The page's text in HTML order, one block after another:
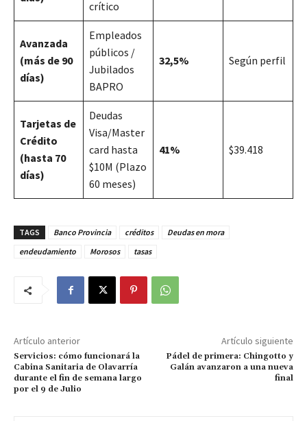
crítico
Avanzada
(más de 90
días)
Empleados
públicos /
Jubilados
BAPRO
32,5% Según perfil
Tarjetas de
Crédito
(hasta 70
días)
Deudas
Visa/Master
card hasta
$10M (Plazo
60 meses)
41% $39.418
TAGS Banco Provincia créditos
Deudas en mora
endeudamiento
Morosos tasas
Artículo anterior
Servicios: cómo funcionará la
Cabina Sanitaria de Olavarría
durante el fin de semana largo
por el 9 de Julio
Artículo siguiente
Pádel de primera: Chingotto y
Galán avanzaron a una nueva
final